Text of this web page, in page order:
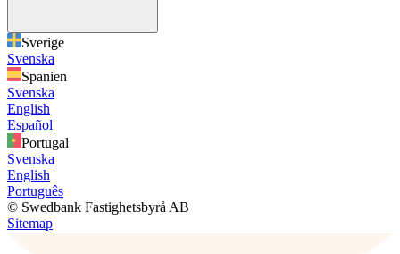
Sverige
Svenska
Spanien
Svenska
English
Español
Portugal
Svenska
English
Português
© Swedbank Fastighetsbyrå AB
Sitemap